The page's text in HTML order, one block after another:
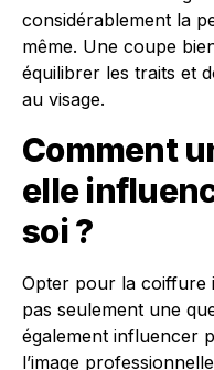
considérablement la
même. Une coupe
équilibrer les traits et
au visage.
Comment
elle
soi ?
Opter pour la coiffure
pas seulement une
également influencer
l’image